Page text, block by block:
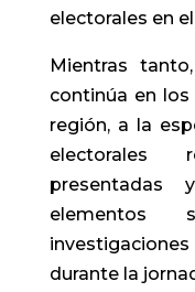
electorales en
Mientras
continúa en
región, a la
electorales
presentadas
elementos
durante la